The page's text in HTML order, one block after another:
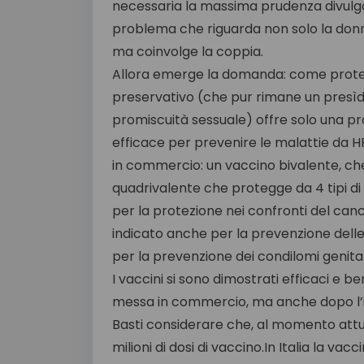
necessaria la massima prudenza
problema che riguarda non solo la
ma coinvolge la coppia.
Allora emerge la domanda: come
preservativo (che pur rimane un
promiscuità sessuale) offre solo una
efficace per prevenire le malattie da
in commercio: un vaccino bivalente,
quadrivalente che protegge da 4 tipi di
per la protezione nei confronti del
indicato anche per la prevenzione
per la prevenzione dei condilomi
I vaccini si sono dimostrati efficaci e
messa in commercio, ma anche dopo
Basti considerare che, al momento
milioni di dosi di vaccino.In Italia la